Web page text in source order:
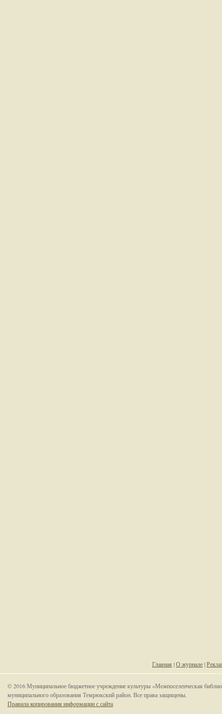
Главная |О журнале|
© 2016 Муниципальное бюджетное учреждение культуры «Межпоселенческая
муниципального образования Темрюкский район. Все права защищены.
Правила копирования информации с сайта